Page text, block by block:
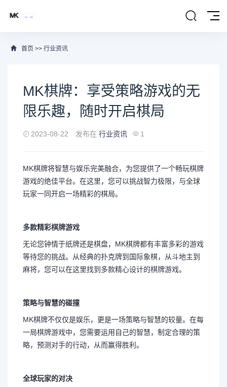
首页 >> 行业资讯
MK棋牌：享受策略游戏的无
限乐趣，随时开启棋局
2023-08-22 发布在 行业资讯 1
MK棋牌将智慧与娱乐完美融合，为您提供了一个畅玩棋牌
游戏的绝佳平台。在这里，您可以挑战智力极限，与全球
玩家一同开启一场精彩的棋局。
多款精彩棋牌游戏
无论您钟情于纸牌还是棋盘，MK棋牌都有丰富多彩的游戏
等待您的挑战。从经典的扑克牌到国际象棋，从斗地主到
麻将，您可以在这里找到多款精心设计的棋牌游戏。
策略与智慧的碰撞
MK棋牌不仅仅是娱乐，更是一场策略与智慧的较量。在每
一局棋牌游戏中，您需要运用自己的智慧，制定合理的策
略，预测对手的行动，从而赢得胜利。
全球玩家的对决